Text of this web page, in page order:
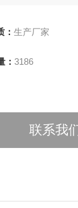
： 生产厂家
3186
联系我